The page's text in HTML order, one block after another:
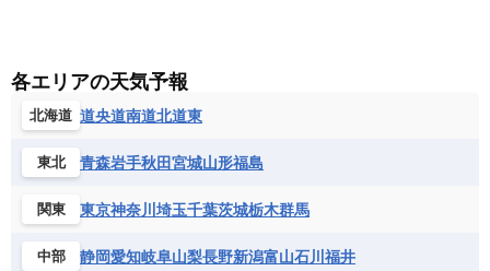
各エリアの天気予報
北海道 道央道南道北道東
東北 青森岩手秋田宮城山形福島
関東 東京神奈川 埼玉千葉茨城栃木群馬
中部 静岡愛知岐阜山梨長野新潟富山石川 福井